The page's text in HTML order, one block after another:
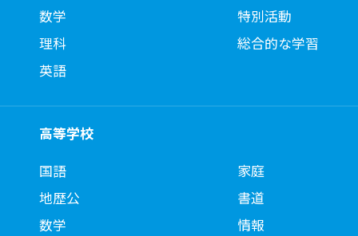
数学
理科
英語
特別活動
総合的な学習
高等学校
国語
地歴公
数学
家庭
書道
情報